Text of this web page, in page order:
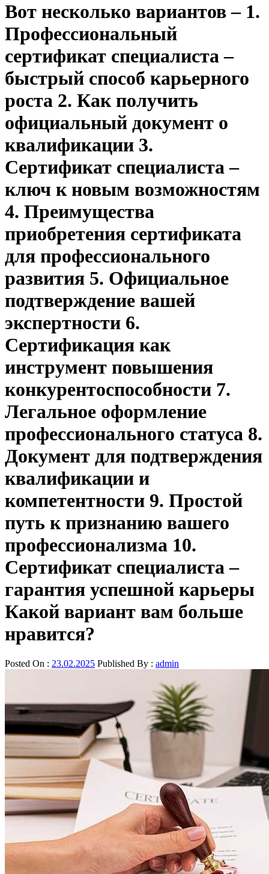
Вот несколько вариантов – 1.
Профессиональный
сертификат специалиста –
быстрый способ карьерного
роста 2. Как получить
официальный документ о
квалификации 3.
Сертификат специалиста –
ключ к новым возможностям
4. Преимущества
приобретения сертификата
для профессионального
развития 5. Официальное
подтверждение вашей
экспертности 6.
Сертификация как
инструмент повышения
конкурентоспособности 7.
Легальное оформление
профессионального статуса 8.
Документ для подтверждения
квалификации и
компетентности 9. Простой
путь к признанию вашего
профессионализма 10.
Сертификат специалиста –
гарантия успешной карьеры
Какой вариант вам больше
нравится?
Posted On : 23.02.2025 Published By : admin